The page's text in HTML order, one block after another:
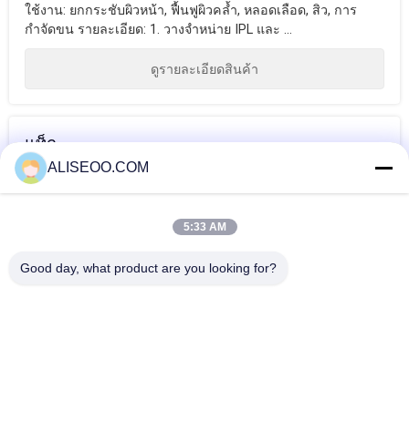
ใช้งาน: ยกกระชับผิวหน้า, ฟื้นฟูผิวคล้ำ, หลอดเลือด, สิว, การ
กำจัดขน รายละเอียด: 1. วางจำหน่าย IPL และ ...
ดูรายละเอียดสินค้า
แท็ก
อุปกรณ์ร้านเสริม
E แสงกำจัดขน IPL
แสง IPL ชีพจร
ALISEOO.COM
5:33 AM
Good day, what product are you looking for?